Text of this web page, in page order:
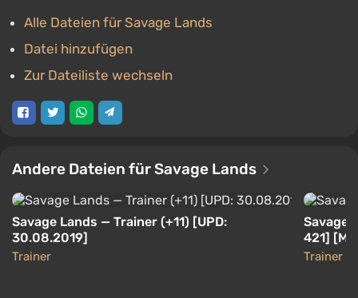
Alle Dateien für Savage Lands
Datei hinzufügen
Zur Dateiliste wechseln
Andere Dateien für Savage Lands
Savage Lands — Trainer (+11) [UPD:
30.08.2019]
Trainer
Savage
421]
Trainer